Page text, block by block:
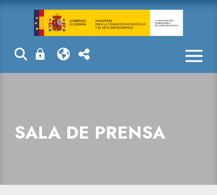
Sala de prensa
SALA DE PRENSA